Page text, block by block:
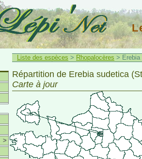
>
Liste des espèces > Rhopalocères > Erebia
Répartition de Erebia sudetica
Carte à jour